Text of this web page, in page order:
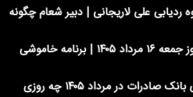
ردیابی علی لاریجانی | دبیر شعام چگونه
جدول قطعی برق تهران روز جمعه ۱۶ مرداد ۱۴۰۵ | برنامه خاموشی
حقوق بازنشستگان کشوری بانک صادرات در مرداد ۱۴۰۵ چه روزی